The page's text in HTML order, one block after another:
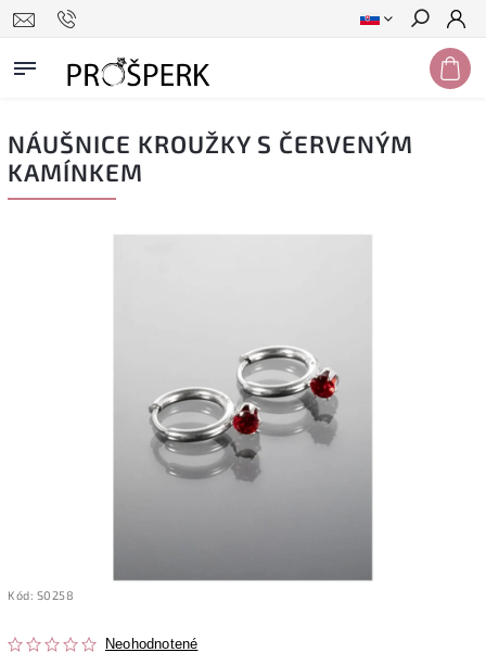
Hľadať
NÁUŠNICE KROUŽKY S ČERVENÝM
KAMÍNKEM
Kód: S0258
Neohodnotené